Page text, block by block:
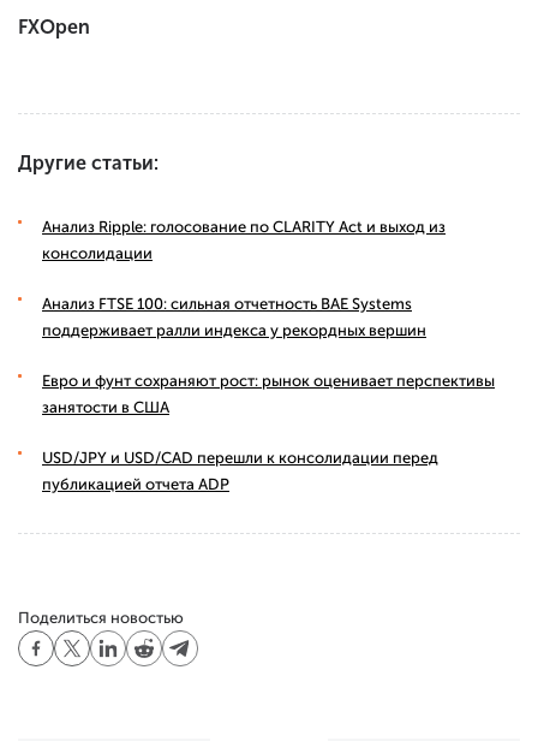
FXOpen
Другие статьи:
Анализ Ripple: голосование по CLARITY Act и выход из
консолидации
Анализ FTSE 100: сильная отчетность BAE Systems
поддерживает ралли индекса у рекордных вершин
Евро и фунт сохраняют рост: рынок оценивает перспективы
занятости в США
USD/JPY и USD/CAD перешли к консолидации перед
публикацией отчета ADP
Поделиться новостью